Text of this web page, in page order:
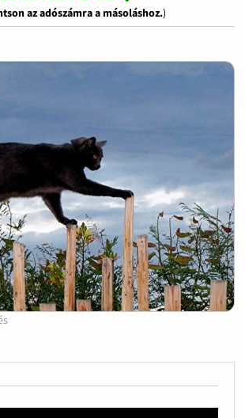
az adószámra a másoláshoz.)